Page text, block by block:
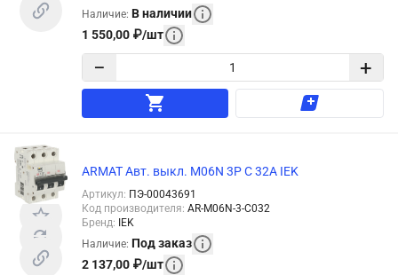
Наличие: В наличии
1 550,00 ₽/шт
− +
ARMAT Авт. выкл. M06N 3P C 32А IEK
Артикул: ПЭ-00043691
Код производителя: AR-M06N-3-C032
Бренд: IEK
Наличие: Под заказ
2 137,00 ₽/шт